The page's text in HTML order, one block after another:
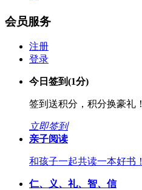
会员服务
注册
登录
今日签到(1分)
签到送积分，积分换豪礼！
立即签到
亲子阅读
和孩子一起共读一本好书！
仁、义、礼、智、信